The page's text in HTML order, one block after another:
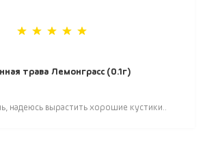
трава Лемонграсс (0.1г)
надеюсь вырастить хорошие кустики..